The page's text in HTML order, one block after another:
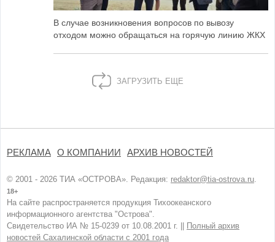
В случае возникновения вопросов по вывозу
отходом можно обращаться на горячую линию ЖКХ
ЗАГРУЗИТЬ ЕЩЕ
РЕКЛАМА О КОМПАНИИ АРХИВ НОВОСТЕЙ
© 2001 - 2026 ТИА «ОСТРОВА». Редакция: redaktor@tia-ostrova.ru.
18+
На сайте распространяется продукция Тихоокеанского
информационного агентства "Острова".
Свидетельство ИА № 15-0239 от 10.08.2001 г. ||
Полный архив
новостей Сахалинской области с 2001 года